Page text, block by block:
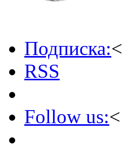
Подписка:<
RSS
Follow us:<